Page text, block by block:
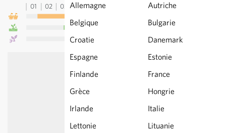
Allemagne
Autriche
Belgique
Bulgarie
Croatie
Danemark
Espagne
Estonie
Finlande
France
Grèce
Hongrie
Irlande
Italie
Lettonie
Lituanie
01 02 03 04 05 06 09 10